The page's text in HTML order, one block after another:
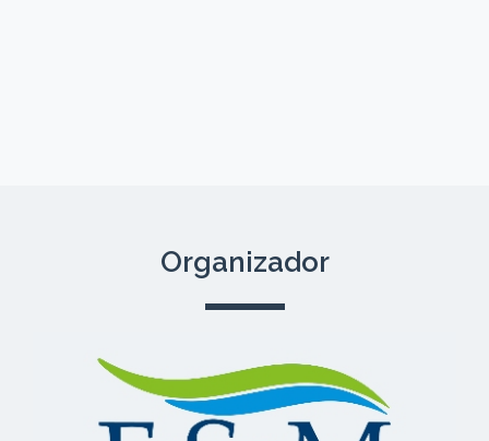
Organizador